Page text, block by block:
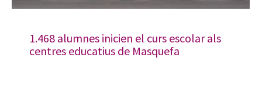
1.468 alumnes inicien el curs escolar als
centres educatius de Masquefa